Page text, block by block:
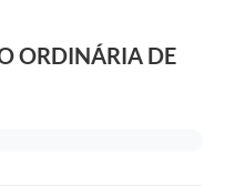
ORDINÁRIA DE